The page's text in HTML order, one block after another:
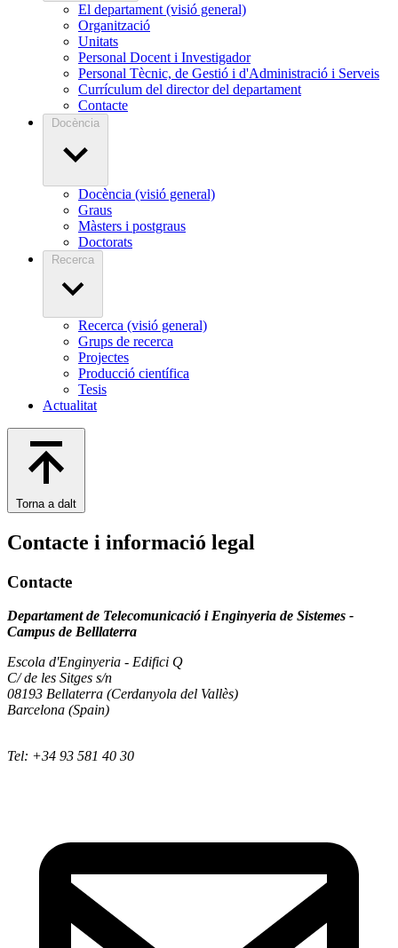
El departament (visió general)
Organització
Unitats
Personal Docent i Investigador
Personal Tècnic, de Gestió i d'Administració i Serveis
Currículum del director del departament
Contacte
Docència
Docència (visió general)
Graus
Màsters i postgraus
Doctorats
Recerca
Recerca (visió general)
Grups de recerca
Projectes
Producció científica
Tesis
Actualitat
Torna a dalt
Contacte i informació legal
Contacte
Departament de Telecomunicació i Enginyeria de Sistemes -
Campus de Belllaterra
Escola d'Enginyeria - Edifici Q
C/ de les Sitges s/n
08193 Bellaterra (Cerdanyola del Vallès)
Barcelona (Spain)
Tel: +34 93 581 40 30